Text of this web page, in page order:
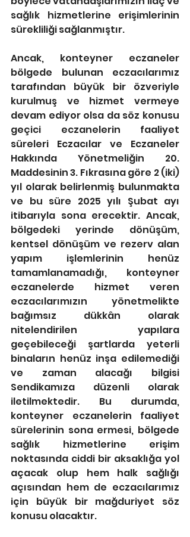
sağlık hizmetlerine erişimlerinin
sürekliliği sağlanmıştır.
Ancak, konteyner eczaneler
bölgede bulunan eczacılarımız
tarafından büyük bir özveriyle
kurulmuş ve hizmet vermeye
devam ediyor olsa da söz konusu
geçici eczanelerin faaliyet
süreleri Eczacılar ve Eczaneler
Hakkında Yönetmeliğin 20.
Maddesinin 3. Fıkrasına göre 2 (iki)
yıl olarak belirlenmiş bulunmakta
ve bu süre 2025 yılı Şubat ayı
itibarıyla sona erecektir. Ancak,
bölgedeki yerinde dönüşüm,
kentsel dönüşüm ve rezerv alan
yapım işlemlerinin henüz
tamamlanamadığı, konteyner
eczanelerde hizmet veren
eczacılarımızın yönetmelikte
bağımsız dükkân olarak
nitelendirilen yapılara
geçebileceği şartlarda yeterli
binaların henüz inşa edilemediği
ve zaman alacağı bilgisi
Sendikamıza düzenli olarak
iletilmektedir. Bu durumda,
konteyner eczanelerin faaliyet
sürelerinin sona ermesi, bölgede
sağlık hizmetlerine erişim
noktasında ciddi bir aksaklığa yol
açacak olup hem halk sağlığı
açısından hem de eczacılarımız
için büyük bir mağduriyet söz
konusu olacaktır.